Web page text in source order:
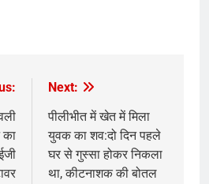
का
Next:
पीलीभीत में खेत में मिला
युवक का शव:दो दिन पहले
घर से गुस्सा होकर निकला
था, कीटनाशक की बोतल